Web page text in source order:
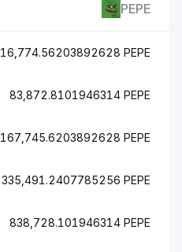
PEPE
16,774.56203892628 PEPE
83,872.8101946314 PEPE
167,745.6203892628 PEPE
335,491.2407785256 PEPE
838,728.101946314 PEPE